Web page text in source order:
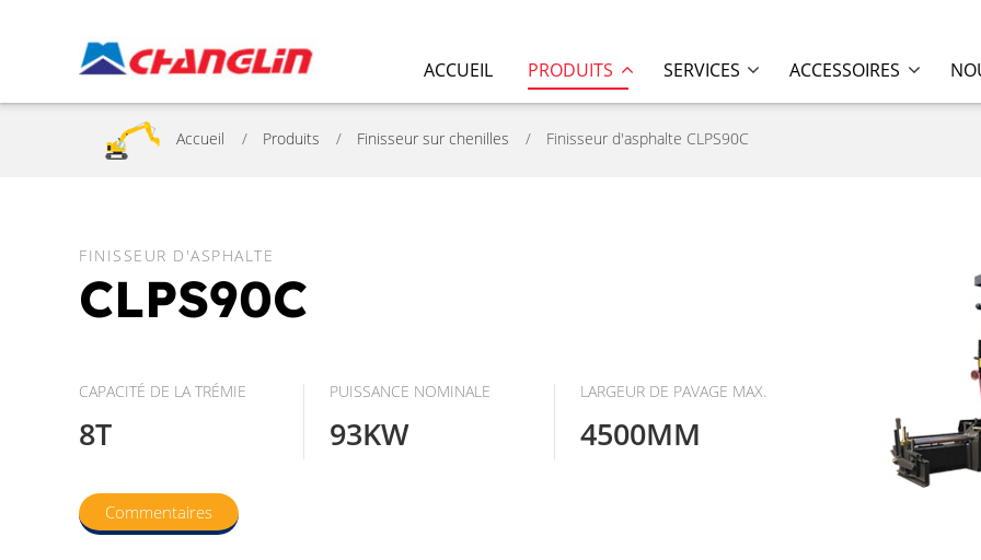
ACCUEIL PRODUITS SERVICES ACCESSOIRES
Accueil Produits Finisseur sur chenilles Finisseur d'asphalte CLPS90C
FINISSEUR D'ASPHALTE
CLPS90C
CAPACITÉ DE LA TRÉMIE
8T
PUISSANCE NOMINALE
93KW
LARGEUR DE PAVAGE MAX.
4500MM
Commentaires